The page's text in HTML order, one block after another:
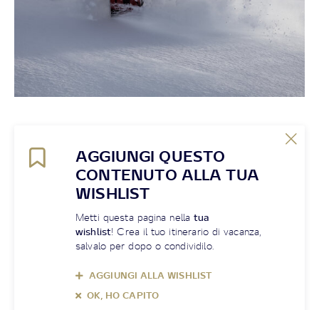
AGGIUNGI QUESTO
CONTENUTO ALLA TUA
WISHLIST
Metti questa pagina nellatua
wishlist! Crea il tuo itinerario di vacanza,
salvalo per dopo o condividilo.
AGGIUNGI ALLA WISHLIST
OK, HO CAPITO